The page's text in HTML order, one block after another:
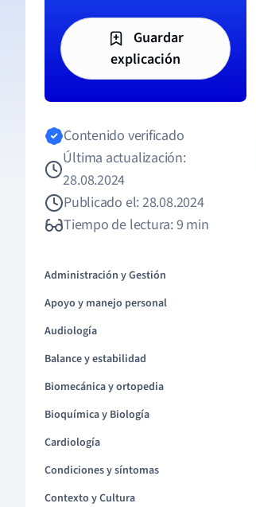
Guardar
explicación
Contenido verificado
Última actualización:
28.08.2024
Publicado el: 28.08.2024
Tiempo de lectura: 9 min
Administración y Gestión
Apoyo y manejo personal
Audiología
Balance y estabilidad
Biomecánica y ortopedia
Bioquímica y Biología
Cardiología
Condiciones y síntomas
Contexto y Cultura